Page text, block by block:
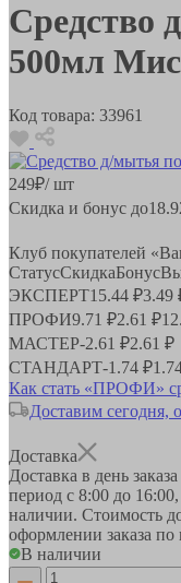
Средство
500мл
Код товара: 33961
249₽/ шт
Скидка и бонус до
Клуб покупателей
СтатусСкидкаБонус
ЭКСПЕРТ15.44 ₽3.49
ПРОФИ9.71 ₽2.61 ₽
МАСТЕР-2.61 ₽2.61 ₽
СТАНДАРТ-1.74 ₽
Как стать «ПРОФИ»
Доставим сегодня,
Доставка
Доставка в день
период с 8:00 до 16:00
наличии. Стоимость
оформлении заказа по
В наличии